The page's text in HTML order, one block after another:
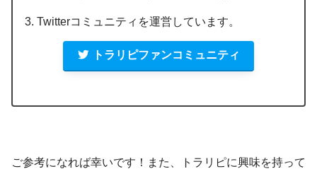
Twitterコミュニティを運営しています。
トラリピファンコミュニティ
ご参考になれば幸いです！また、トラリピに興味を持って